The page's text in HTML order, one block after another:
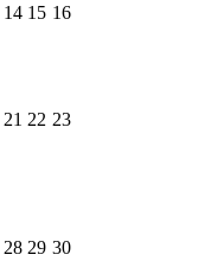
14 15 16
21 22 23
28 29 30